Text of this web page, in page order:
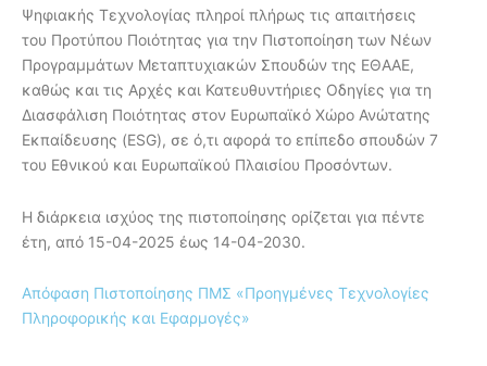
Ψηφιακής Τεχνολογίας πληροί πλήρως τις απαιτήσεις
του Προτύπου Ποιότητας για την Πιστοποίηση των Νέων
Προγραμμάτων Μεταπτυχιακών Σπουδών της ΕΘΑΑΕ,
καθώς και τις Αρχές και Κατευθυντήριες Οδηγίες για τη
Διασφάλιση Ποιότητας στον Ευρωπαϊκό Χώρο Ανώτατης
Εκπαίδευσης (ESG), σε ό,τι αφορά το επίπεδο σπουδών 7
του Εθνικού και Ευρωπαϊκού Πλαισίου Προσόντων.
Η διάρκεια ισχύος της πιστοποίησης ορίζεται για πέντε
έτη, από 15-04-2025 έως 14-04-2030.
Απόφαση Πιστοποίησης ΠΜΣ «Προηγμένες Τεχνολογίες
Πληροφορικής και Εφαρμογές»